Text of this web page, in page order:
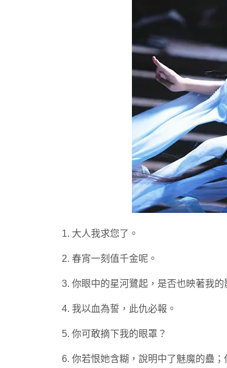
1. 大人我求您了。
2. 春宵一刻值千金呢。
3. 你眼中的星河鷺起，是否也映著我的
4. 我以血為誓，此仇必報。
5. 你可敢摘下我的眼罩？
6. 你若恨她含糊，說明中了魅魔的蠱